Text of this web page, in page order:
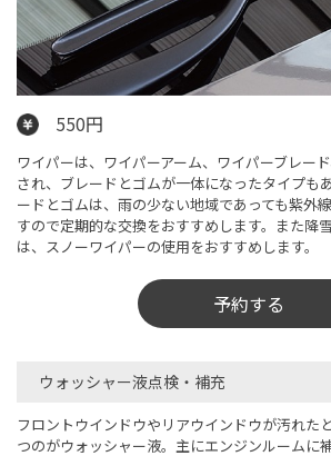
550円
ワイパーは、ワイパーアーム、ワイパーブレー
され、ブレードとゴムが一体になったタイプも
ードとゴムは、雨の少ない地域であっても紫外
すので定期的な交換をおすすめします。また降
は、スノーワイパーの使用をおすすめします。
予約する
ウォッシャー液点検・補充
フロントウインドウやリアウインドウが汚れた
つのがウォッシャー液。主にエンジンルームに